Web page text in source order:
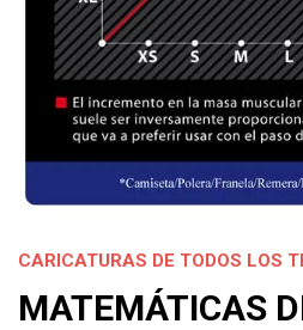
CARICATURAS DE TODOS LOS
MATEMÁTICAS